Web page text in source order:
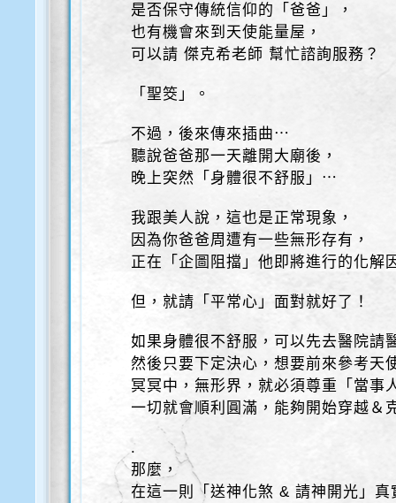
是否保守傳統信仰的「爸爸」，
也有機會來到天使能量屋，
可以請 傑克希老師 幫忙諮詢服務？
「聖筊」。
不過，後來傳來插曲⋯
聽說爸爸那一天離開大廟後，
晚上突然「身體很不舒服」⋯
我跟美人說，這也是正常現象，
因為你爸爸周遭有一些無形存有，
正在「企圖阻擋」他即將進行的化解
但，就請「平常心」面對就好了！
如果身體很不舒服，可以先去醫院請
然後只要下定決心，想要前來參考天
冥冥中，無形界，就必須尊重「當事
一切就會順利圓滿，能夠開始穿越＆
.
那麼，
在這一則「送神化煞 & 請神開光」真